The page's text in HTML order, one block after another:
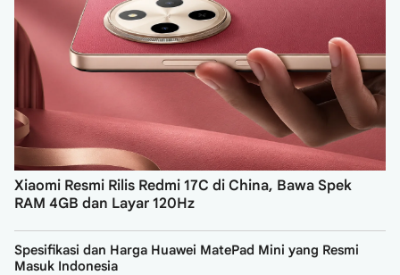
Xiaomi Resmi Rilis Redmi 17C di China, Bawa Spek
RAM 4GB dan Layar 120Hz
Spesifikasi dan Harga Huawei MatePad Mini yang Resmi
Masuk Indonesia